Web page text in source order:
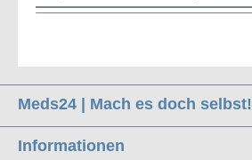
Meds24 | Mach es doch selbst!
Informationen